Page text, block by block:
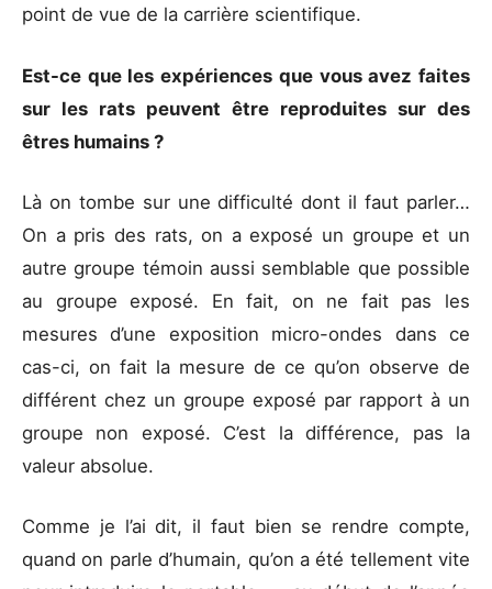
point de vue de la carrière scientifique.
Est-ce que les expériences que vous avez faites
sur les rats peuvent être reproduites sur des
êtres humains ?
Là on tombe sur une difficulté dont il faut parler…
On a pris des rats, on a exposé un groupe et un
autre groupe témoin aussi semblable que possible
au groupe exposé. En fait, on ne fait pas les
mesures d’une exposition micro-ondes dans ce
cas-ci, on fait la mesure de ce qu’on observe de
différent chez un groupe exposé par rapport à un
groupe non exposé. C’est la différence, pas la
valeur absolue.
Comme je l’ai dit, il faut bien se rendre compte,
quand on parle d’humain, qu’on a été tellement vite